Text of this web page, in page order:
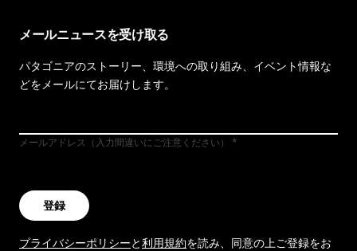
メールニュースを受け取る
パタゴニアのストーリー、環境への取り組み、イベント情報な
どをメールにてお届けします。
メールアドレス（入力間違いにご注意ください）
登録
プライバシーポリシーと利用規約を読み、同意の上ご登録をお